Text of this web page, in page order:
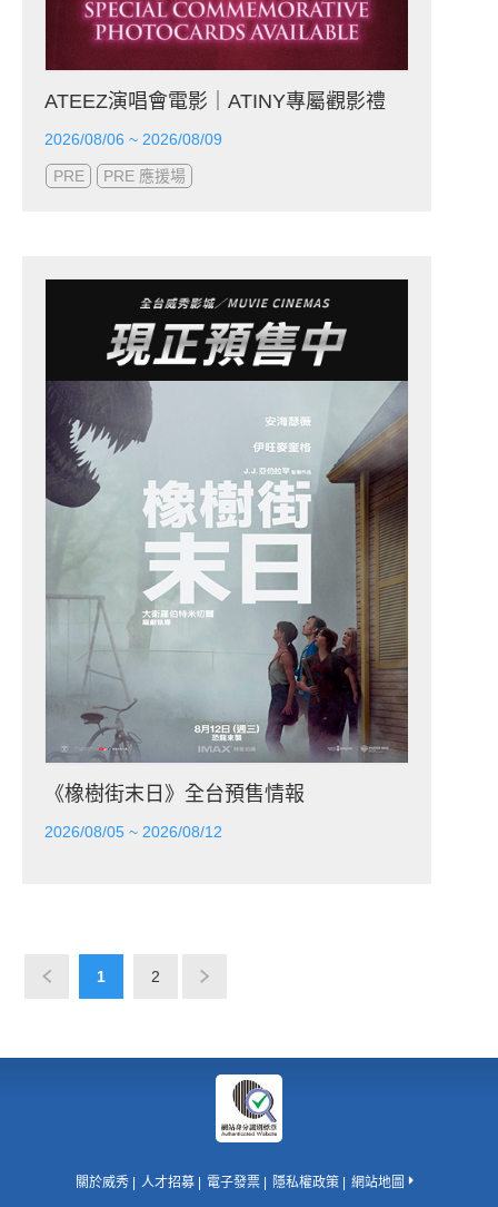
ATEEZ演唱會電影｜ATINY專屬觀影禮
2026/08/06 ~ 2026/08/09
PRE PRE 應援場
《橡樹街末日》全台預售情報
2026/08/05 ~ 2026/08/12
1 2
關於威秀 人才招募 電子發票 隱私權政策 網站地圖